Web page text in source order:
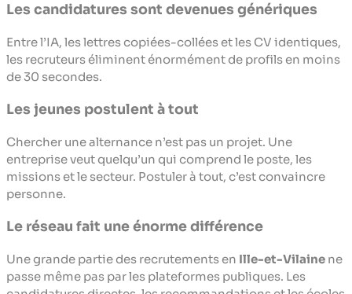
Les candidatures sont devenues génériques
Entre l’IA, les lettres copiées-collées et les CV identiques,
les recruteurs éliminent énormément de profils en moins
de 30 secondes.
Les jeunes postulent à tout
Chercher une alternance n’est pas un projet. Une
entreprise veut quelqu’un qui comprend le poste, les
missions et le secteur. Postuler à tout, c’est convaincre
personne.
Le réseau fait une énorme différence
Une grande partie des recrutements en Ille-et-Vilaine ne
passe même pas par les plateformes publiques. Les